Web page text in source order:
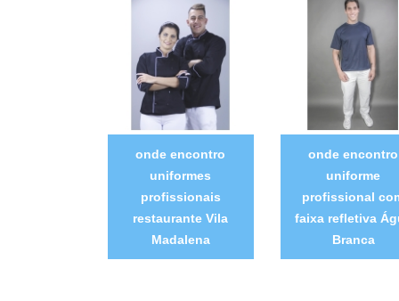
onde encontro
uniformes
profissionais
restaurante Vila
Madalena
onde encontro
uniforme
profissional
faixa refletiva
Branca